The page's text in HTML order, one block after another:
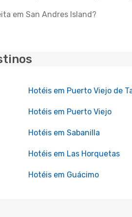
em San Andres Island?
Hotéis em Puerto Viejo de
Hotéis em Puerto Viejo
Hotéis em Sabanilla
Hotéis em Las Horquetas
Hotéis em Guácimo